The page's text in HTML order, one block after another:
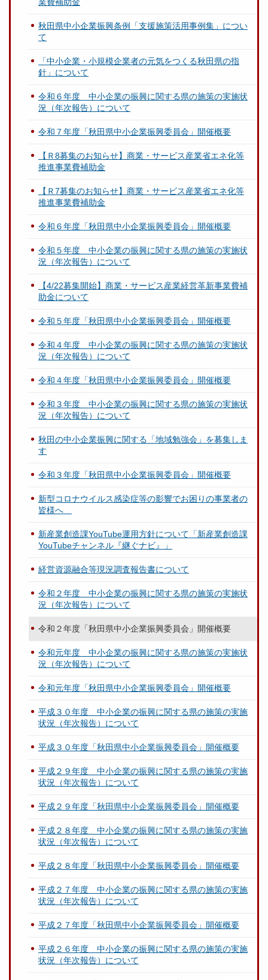
秋田県中小企業振興条例「支援施策活用事例集」につい
て
「中小企業・小規模企業者の元気をつくる秋田県の指
針」について
令和６年度 中小企業の振興に関する県の施策の実施状
況（年次報告）について
令和７年度「秋田県中小企業振興委員会」開催概要
【Ｒ8募集のお知らせ】商業・サービス産業省エネ化等
推進事業費補助金
【Ｒ7募集のお知らせ】商業・サービス産業省エネ化等
推進事業費補助金
令和６年度「秋田県中小企業振興委員会」開催概要
令和５年度 中小企業の振興に関する県の施策の実施状
況（年次報告）について
【4/22募集開始】商業・サービス産業経営革新事業費補
助金について
令和５年度「秋田県中小企業振興委員会」開催概要
令和４年度 中小企業の振興に関する県の施策の実施状
況（年次報告）について
令和４年度「秋田県中小企業振興委員会」開催概要
令和３年度 中小企業の振興に関する県の施策の実施状
況（年次報告）について
秋田の中小企業振興に関する「地域勉強会」を募集しま
す
令和３年度「秋田県中小企業振興委員会」開催概要
新型コロナウイルス感染症等の影響でお困りの事業者の
皆様へ
新産業創造課YouTube運用方針について「新産業創造課
YouTubeチャンネル『継ぐナビ』」
経営資源融合等現況調査報告書について
令和２年度 中小企業の振興に関する県の施策の実施状
況（年次報告）について
令和２年度「秋田県中小企業振興委員会」開催概要
令和元年度 中小企業の振興に関する県の施策の実施状
況（年次報告）について
令和元年度「秋田県中小企業振興委員会」開催概要
平成３０年度 中小企業の振興に関する県の施策の実施
状況（年次報告）について
平成３０年度「秋田県中小企業振興委員会」開催概要
平成２９年度 中小企業の振興に関する県の施策の実施
状況（年次報告）について
平成２９年度「秋田県中小企業振興委員会」開催概要
平成２８年度 中小企業の振興に関する県の施策の実施
状況（年次報告）について
平成２８年度「秋田県中小企業振興委員会」開催概要
平成２７年度 中小企業の振興に関する県の施策の実施
状況（年次報告）について
平成２７年度「秋田県中小企業振興委員会」開催概要
平成２６年度 中小企業の振興に関する県の施策の実施
状況（年次報告）について